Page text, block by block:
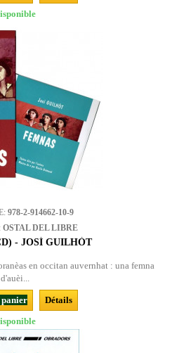
978-2-914662-10-9
OSTAL DEL LIBRE
- JOSÍ GUILHÒT
en occitan auvernhat : una femna
d'auèi...
Détails